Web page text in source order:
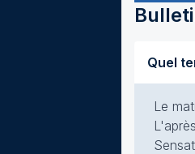
Quel
Le